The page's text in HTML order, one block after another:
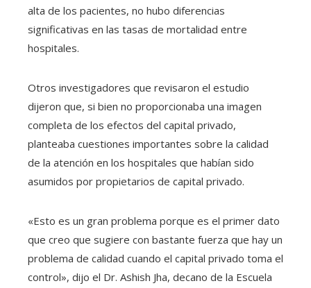
alta de los pacientes, no hubo diferencias
significativas en las tasas de mortalidad entre
hospitales.
Otros investigadores que revisaron el estudio
dijeron que, si bien no proporcionaba una imagen
completa de los efectos del capital privado,
planteaba cuestiones importantes sobre la calidad
de la atención en los hospitales que habían sido
asumidos por propietarios de capital privado.
«Esto es un gran problema porque es el primer dato
que creo que sugiere con bastante fuerza que hay un
problema de calidad cuando el capital privado toma el
control», dijo el Dr. Ashish Jha, decano de la Escuela